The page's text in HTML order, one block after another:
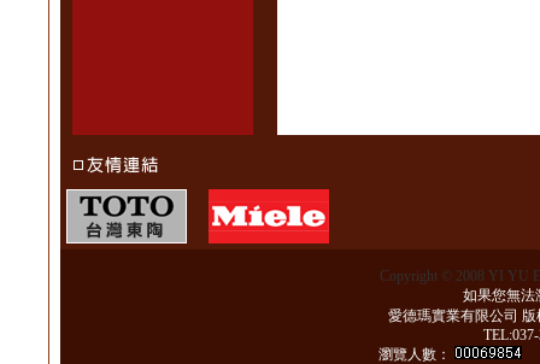
Copyright © 2008 YI YU
如果您無法
愛德瑪實業有限公司
瀏覽人數：